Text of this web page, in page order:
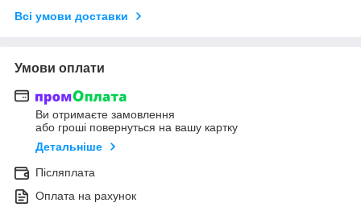
Всі умови доставки
Умови оплати
Ви отримаєте замовлення
або гроші повернуться на вашу картку
Детальніше
Післяплата
Оплата на рахунок